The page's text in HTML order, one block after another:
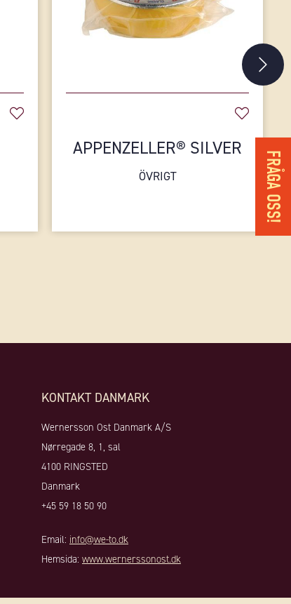
APPENZELLER® SILVER
ÖVRIGT FRÅGA OSS!
KONTAKT DANMARK
Wernersson Ost Danmark A/S
Nørregade 8, 1, sal
4100 RINGSTED
Danmark
+45 59 18 50 90
Email: info@we-to.dk
Hemsida: www.wernerssonost.dk